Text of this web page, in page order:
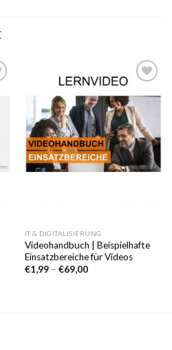
Wunschliste
IT & DIGITALISIERUNG
Videohandbuch | Beispielhafte
Einsatzbereiche für Videos
€1,99– €69,00